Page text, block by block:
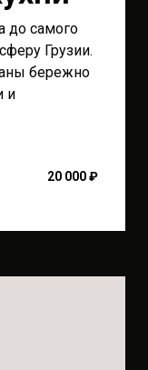
до самого
Грузии.
бережно
и
20 000 ₽